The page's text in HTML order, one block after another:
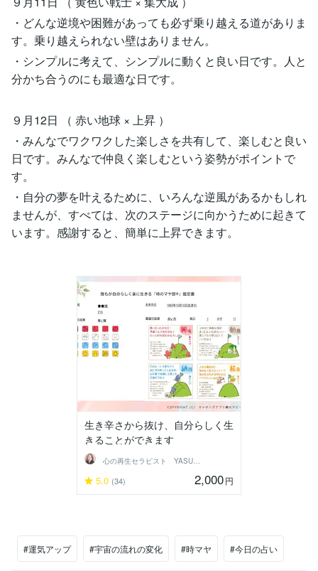
・どんな逆境や困難があっても必ず乗り越える道がありま
す。乗り越えられない壁はありません。
・シンプルに考えて、シンプルに動くと良い日です。人と
分かち合うのにも最適な日です。
９月12日 （ 赤い地球 × 上昇 ）
・みんなでワクワクした楽しさを共有して、楽しむと良い
日です。みんなで仲良く楽しむという姿勢がポイントで
す。
・自分の夢を叶えるために、いろんな逆風があるかもしれ
ませんが、すべては、次のステージに向かうために起きて
います。感謝すると、簡単に上昇できます。
生き辛さから抜け、自分らしく生
きることができます
心の再生セラピスト YASUKO
5.0 (34) 2,000円
#運気アップ #宇宙の流れの変化 #時マヤ #今日の占い